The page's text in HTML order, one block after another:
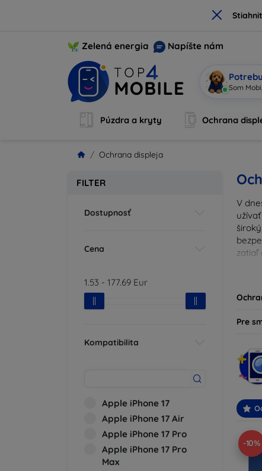
×
Zelená energia Napíšte nám
Som Mob|
Púzdra a kryty Ochrana
Ochrana displeja
FILTER
Dostupnosť
Cena
1.53 - 177.69 Eur
Kompatibilita
Apple iPhone 17
Apple iPhone 17 Air
Apple iPhone 17 Pro
Apple iPhone 17 Pro
Max
V
zatiaľ
Pre
-10%